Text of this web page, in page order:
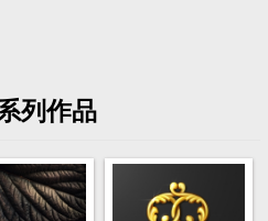
列作品